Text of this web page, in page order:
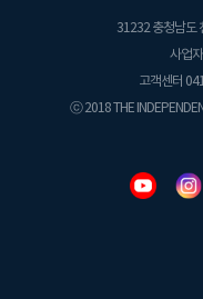
31232 충청남도
사업
고객센터
ⓒ 2018 THE